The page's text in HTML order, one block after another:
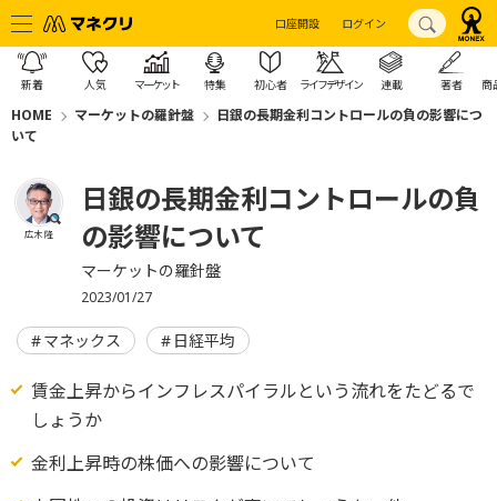
口座開設 ログイン
新着 人気 マーケット 特集 初心者 ライフデザイン 連載 著者 商
HOME マーケットの羅針盤
日銀の長期金利コントロールの負の影響につ
いて
広木 隆
日銀の長期金利コントロールの負
の影響について
マーケットの羅針盤
2023/01/27
マネックス 日経平均
賃金上昇からインフレスパイラルという流れをたどるで
しょうか
金利上昇時の株価への影響について